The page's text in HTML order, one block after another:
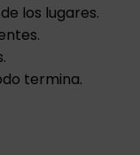
los lugares.
termina.